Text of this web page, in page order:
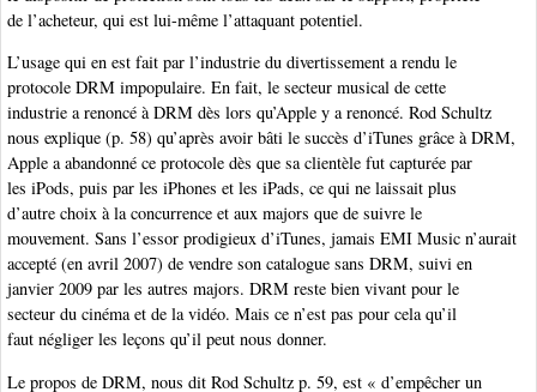
de l’acheteur, qui est lui-même l’attaquant potentiel.
L’usage qui en est fait par l’industrie du divertissement a rendu le
protocole DRM impopulaire. En fait, le secteur musical de cette
industrie a renoncé à DRM dès lors qu’Apple y a renoncé. Rod Schultz
nous explique (p. 58) qu’après avoir bâti le succès d’iTunes grâce à DRM,
Apple a abandonné ce protocole dès que sa clientèle fut capturée par
les iPods, puis par les iPhones et les iPads, ce qui ne laissait plus
d’autre choix à la concurrence et aux majors que de suivre le
mouvement. Sans l’essor prodigieux d’iTunes, jamais EMI Music n’aurait
accepté (en avril 2007) de vendre son catalogue sans DRM, suivi en
janvier 2009 par les autres majors. DRM reste bien vivant pour le
secteur du cinéma et de la vidéo. Mais ce n’est pas pour cela qu’il
faut négliger les leçons qu’il peut nous donner.
Le propos de DRM, nous dit Rod Schultz p. 59, est « d’empêcher un